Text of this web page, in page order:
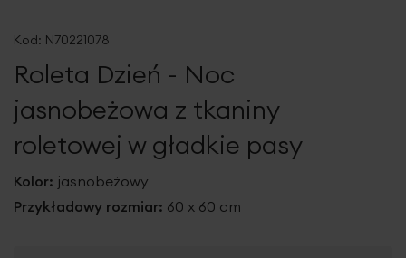
początek
galerii
Kod: N70221078
Roleta Dzień - Noc
jasnobeżowa z tkaniny
roletowej w gładkie pasy
Kolor: jasnobeżowy
Przykładowy rozmiar: 60 x 60 cm